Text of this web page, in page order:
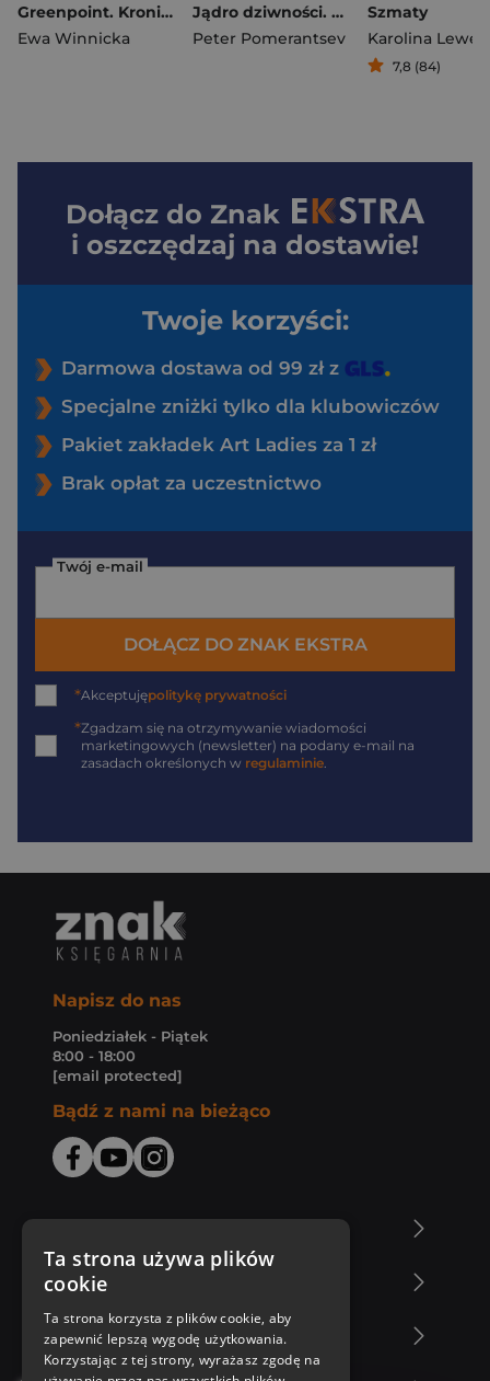
Greenpoint. Kroniki Małej Polski wyd. 2
Ewa Winnicka
Jądro dziwności. Nowa Rosja wyd. 3
Peter Pomerantsev
Szmaty
Karolina
7,8 (84)
Dołącz do Znak
i oszczędzaj na dostawie!
Twoje korzyści:
Darmowa dostawa od 99 zł z
Specjalne zniżki tylko dla klubowiczów
Pakiet zakładek Art Ladies za 1 zł
Brak opłat za uczestnictwo
Twój e-mail
DOŁĄCZ DO ZNAK EKSTRA
*Akceptujępolitykę prywatności
*Zgadzam się na otrzymywanie wiadomości
marketingowych (newsletter) na podany e-mail na
zasadach określonych w regulaminie
Napisz do nas
Poniedziałek - Piątek
8:00 - 18:00
[email protected]
Bądź z nami na bieżąco
Zakupy u nas
Nasza oferta
Ta strona używa plików
cookie
Ta strona korzysta z plików cookie, aby
zapewnić lepszą wygodę użytkowania.
Korzystając z tej strony, wyrażasz zgodę na